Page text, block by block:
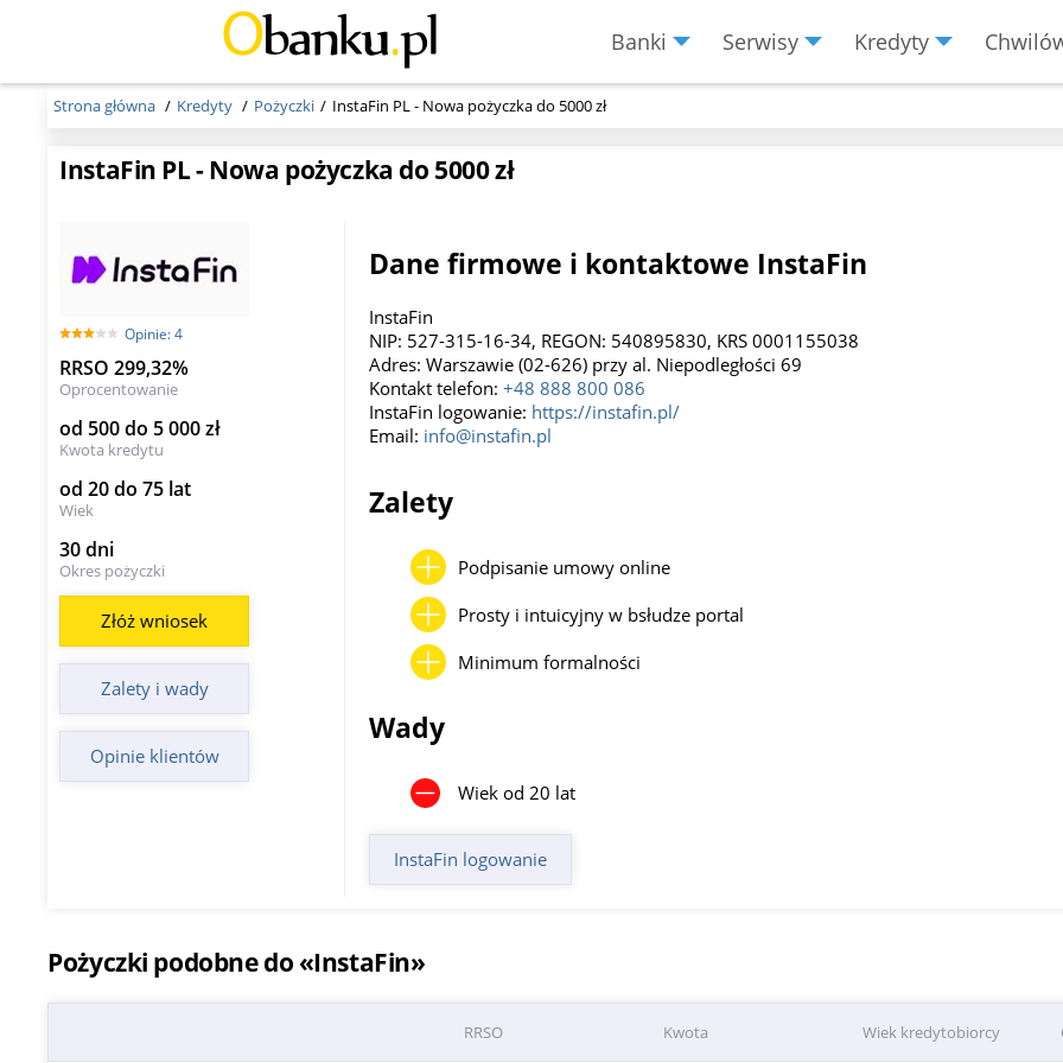
Banki Serwisy Kredyty
Menu
Strona główna Kredyty Pożyczki InstaFin PL - Nowa pożyczka do 5000 zł
InstaFin PL - Nowa pożyczka do 5000 zł
Opinie: 4
RRSO 299,32%
Oprocentowanie
od 500 do 5 000 zł
Kwota kredytu
od 20 do 75 lat
Wiek
30 dni
Okres pożyczki
Złóż wniosek
Zalety i wady
Opinie klientów
Dane firmowe i kontaktowe InstaFin
InstaFin
NIP: 527-315-16-34, REGON: 540895830, KRS 0001155038
Adres: Warszawie (02-626) przy al. Niepodległości 69
Kontakt telefon: +48 888 800 086
InstaFin logowanie: https://instafin.pl/
Email: info@instafin.pl
Zalety
Podpisanie umowy online
Prosty i intuicyjny w bsłudze portal
Minimum formalności
Wady
Wiek od 20 lat
InstaFin logowanie
Pożyczki podobne do «InstaFin»
RRSO Kwota Wiek kredytobiorcy